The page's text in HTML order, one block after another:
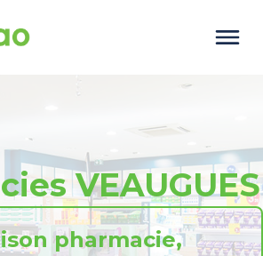
VEAUGUES
pharmacie,